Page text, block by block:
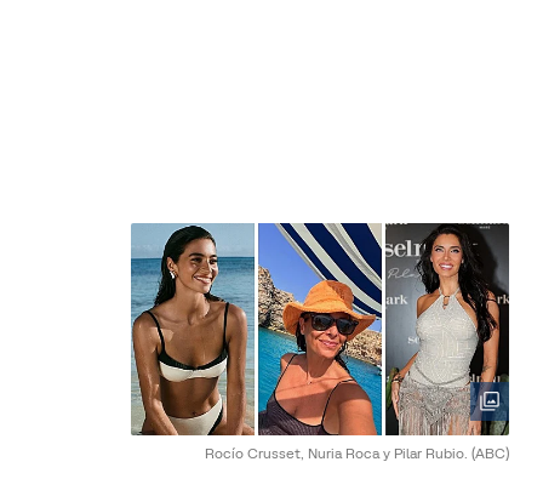
Rocío Crusset, Nuria Roca y Pilar Rubio. (ABC)